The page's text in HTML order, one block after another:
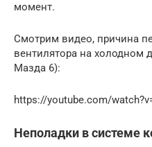
момент.
Смотрим видео, причина
вентилятора на холодном
Мазда 6):
https://youtube.com/
Неполадки в системе